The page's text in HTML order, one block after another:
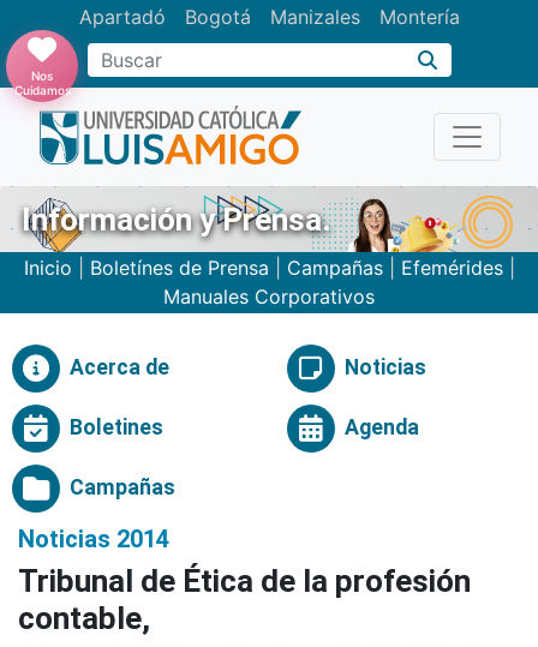
Apartadó Bogotá Manizales Montería
Buscar
Nos
Cuidamos
Información y Prensa.
Inicio Boletínes de Prensa Campañas| Efemérides|
Manuales Corporativos
Acerca de Noticias
Boletines Agenda
Campañas
Noticias 2014
Tribunal de Ética de la profesión
contable,